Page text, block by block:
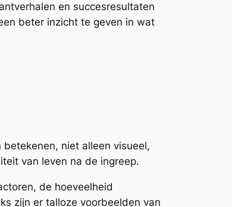
en succesresultaten
beter inzicht te geven in wat
niet alleen visueel,
van leven na de ingreep.
de hoeveelheid
zijn er talloze voorbeelden van